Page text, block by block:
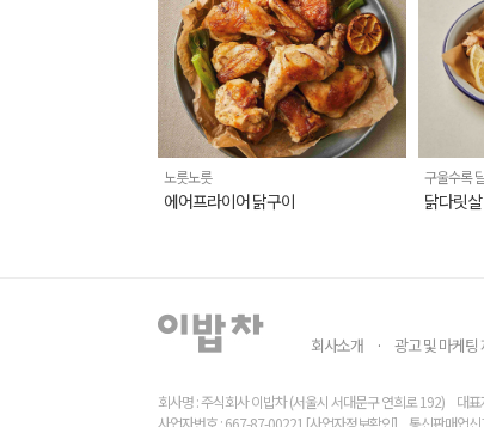
노릇노릇
에어프라이어 닭구이
구울수록
닭다릿
회사소개 · 광고 및 마케팅
회사명 : 주식회사 이밥차 (서울시 서대문구 연희로 192) 대
사업자번호 : 667-87-00221 [사업자정보확인] 통신판매업